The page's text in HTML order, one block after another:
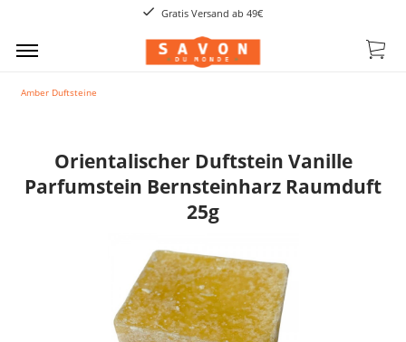
Gratis Versand ab 49€
Amber Duftsteine
Orientalischer Duftstein Vanille
Parfumstein Bernsteinharz Raumduft
25g